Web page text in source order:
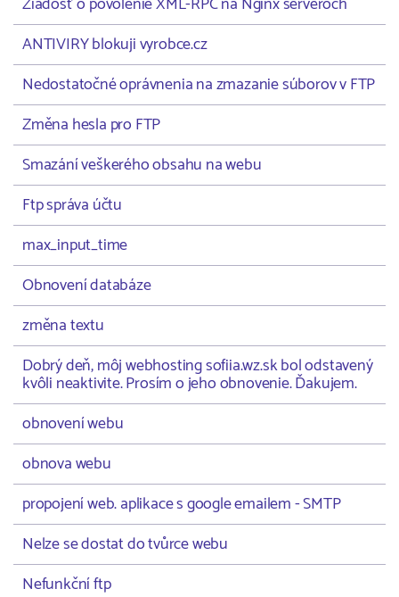
ANTIVIRY blokuji vyrobce.cz
Nedostatočné oprávnenia na zmazanie súborov v FTP
Změna hesla pro FTP
Smazání veškerého obsahu na webu
Ftp správa účtu
max_input_time
Obnovení databáze
změna textu
Dobrý deň, môj webhosting sofiia.wz.sk bol odstavený
kvôli neaktivite. Prosím o jeho obnovenie. Ďakujem.
obnovení webu
obnova webu
propojení web. aplikace s google emailem - SMTP
Nelze se dostat do tvůrce webu
Nefunkční ftp